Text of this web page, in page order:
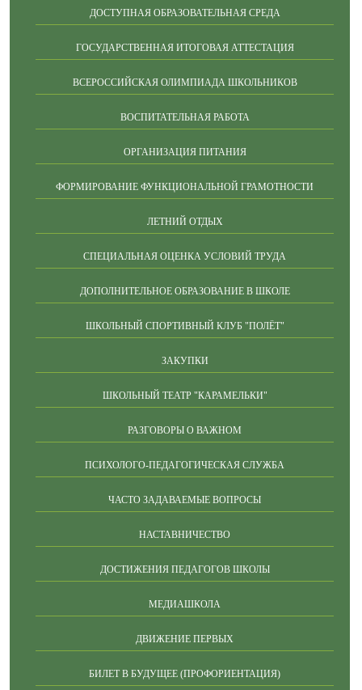
ДОСТУПНАЯ ОБРАЗОВАТЕЛЬНАЯ СРЕДА
ГОСУДАРСТВЕННАЯ ИТОГОВАЯ АТТЕСТАЦИЯ
ВСЕРОССИЙСКАЯ ОЛИМПИАДА ШКОЛЬНИКОВ
ВОСПИТАТЕЛЬНАЯ РАБОТА
ОРГАНИЗАЦИЯ ПИТАНИЯ
ФОРМИРОВАНИЕ ФУНКЦИОНАЛЬНОЙ ГРАМОТНОСТИ
ЛЕТНИЙ ОТДЫХ
СПЕЦИАЛЬНАЯ ОЦЕНКА УСЛОВИЙ ТРУДА
ДОПОЛНИТЕЛЬНОЕ ОБРАЗОВАНИЕ В ШКОЛЕ
ШКОЛЬНЫЙ СПОРТИВНЫЙ КЛУБ "ПОЛЁТ"
ЗАКУПКИ
ШКОЛЬНЫЙ ТЕАТР "КАРАМЕЛЬКИ"
РАЗГОВОРЫ О ВАЖНОМ
ПСИХОЛОГО-ПЕДАГОГИЧЕСКАЯ СЛУЖБА
ЧАСТО ЗАДАВАЕМЫЕ ВОПРОСЫ
НАСТАВНИЧЕСТВО
ДОСТИЖЕНИЯ ПЕДАГОГОВ ШКОЛЫ
МЕДИАШКОЛА
ДВИЖЕНИЕ ПЕРВЫХ
БИЛЕТ В БУДУЩЕЕ (ПРОФОРИЕНТАЦИЯ)